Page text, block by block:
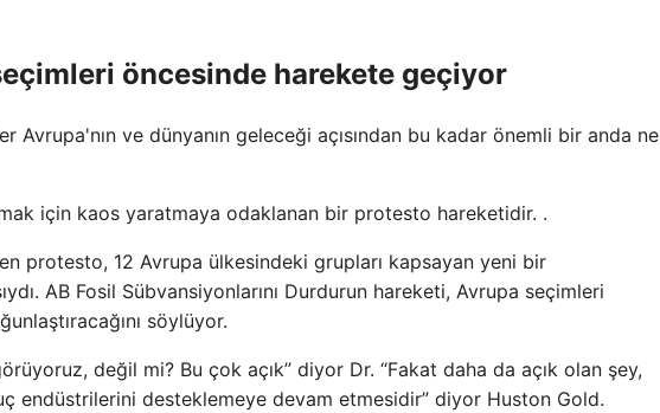
öncesinde harekete geçiyor
Avrupa'nın ve dünyanın geleceği açısından bu kadar önemli bir anda ne
için kaos yaratmaya odaklanan bir protesto hareketidir. .
protesto, 12 Avrupa ülkesindeki grupları kapsayan yeni bir
AB Fosil Sübvansiyonlarını Durdurun hareketi, Avrupa seçimleri
söylüyor.
değil mi? Bu çok açık” diyor Dr. “Fakat daha da açık olan şey,
endüstrilerini desteklemeye devam etmesidir” diyor Huston Gold.